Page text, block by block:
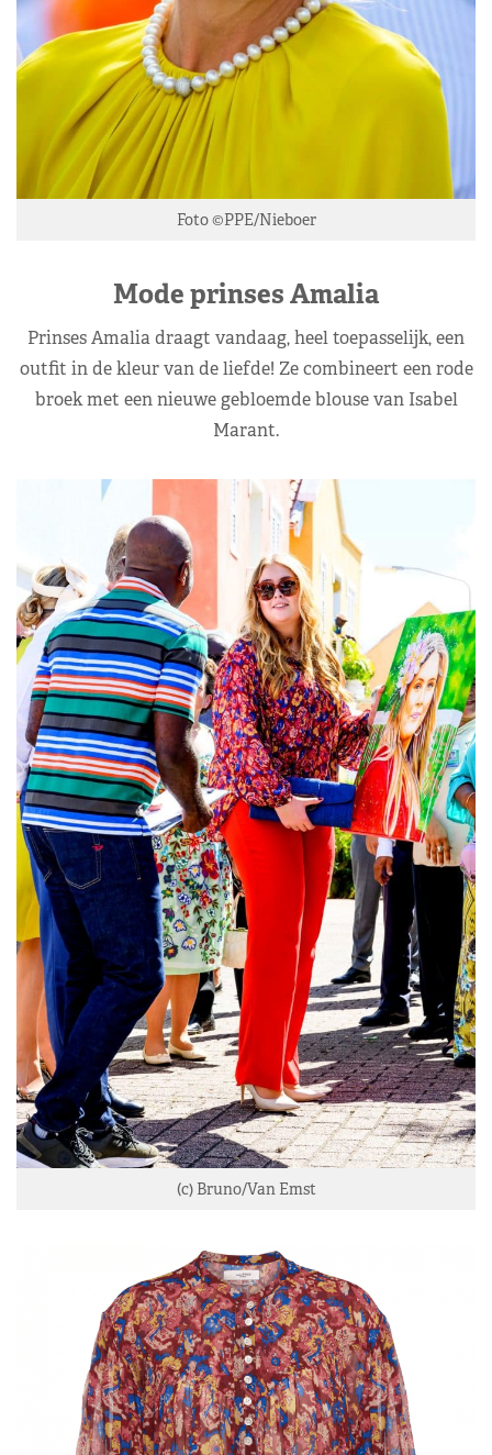
Foto ©PPE/Nieboer
Mode prinses Amalia
Prinses Amalia draagt vandaag, heel toepasselijk, een
outfit in de kleur van de liefde! Ze combineert een rode
broek met een nieuwe gebloemde blouse van Isabel
Marant.
(c) Bruno/Van Emst